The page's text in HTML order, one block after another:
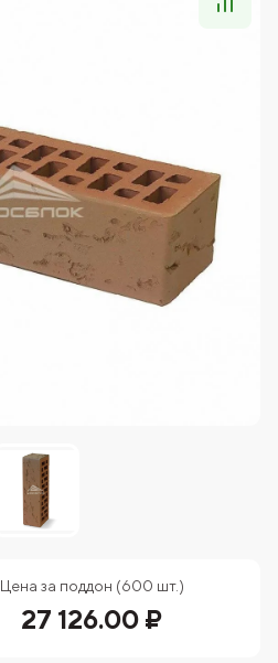
Цена за поддон (600 шт.)
27 126.00 ₽